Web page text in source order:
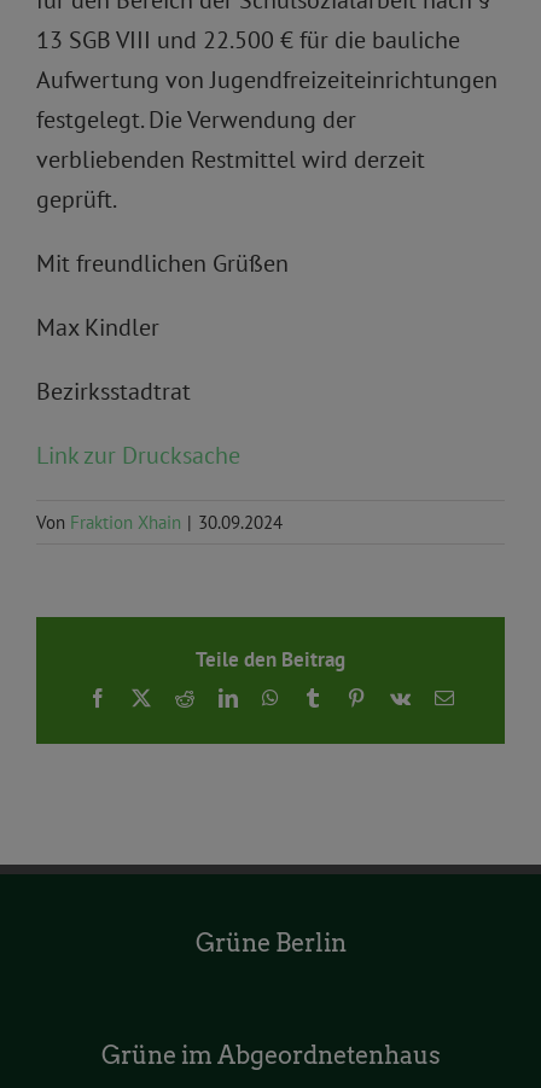
13 SGB VIII und 22.500 € für die bauliche
Aufwertung von Jugendfreizeiteinrichtungen
festgelegt. Die Verwendung der
verbliebenden Restmittel wird derzeit
geprüft.
Mit freundlichen Grüßen
Max Kindler
Bezirksstadtrat
Link zur Drucksache
Von Fraktion Xhain | 30.09.2024
Teile den Beitrag
Facebook
X RedditLinkedInWhatsApp
TumblrPinterest
Vk
E-
Grüne Berlin
Grüne im Abgeordnetenhaus